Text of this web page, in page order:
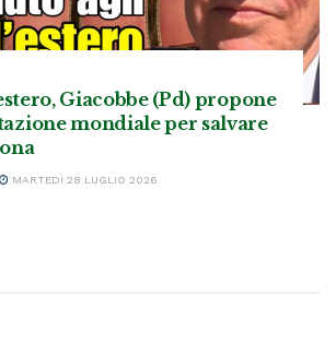
Giacobbe (Pd) propone
mondiale per salvare
MARTEDÌ 28 LUGLIO 2026